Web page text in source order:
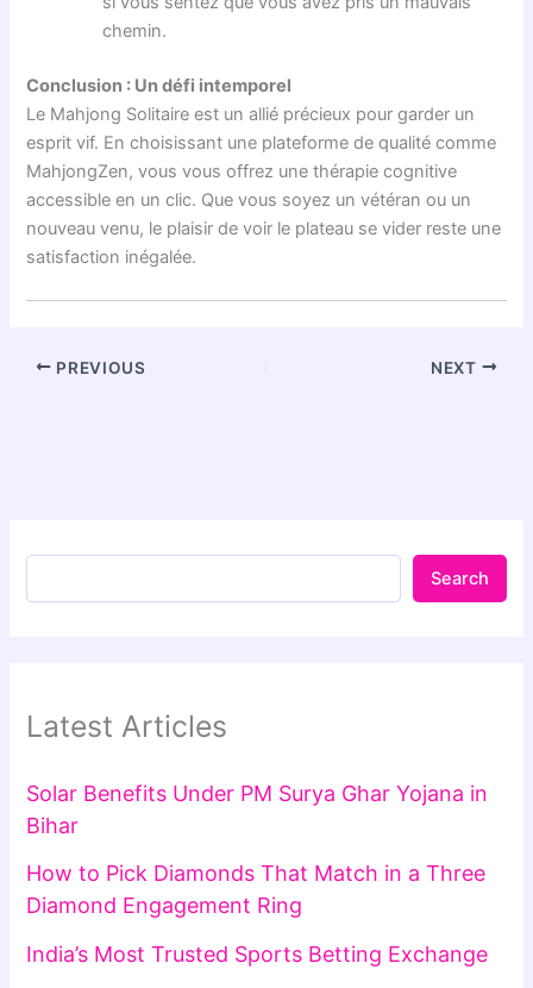
chemin.
Conclusion : Un défi intemporel
Le Mahjong Solitaire est un allié précieux pour garder un
esprit vif. En choisissant une plateforme de qualité comme
MahjongZen, vous vous offrez une thérapie cognitive
accessible en un clic. Que vous soyez un vétéran ou un
nouveau venu, le plaisir de voir le plateau se vider reste une
satisfaction inégalée.
PREVIOUS NEXT
Search
Latest Articles
Solar Benefits Under PM Surya Ghar Yojana in
Bihar
How to Pick Diamonds That Match in a Three
Diamond Engagement Ring
India’s Most Trusted Sports Betting Exchange